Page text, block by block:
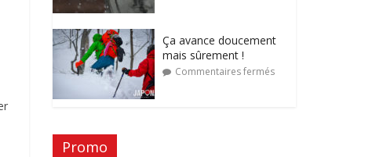
Ça avance doucement
mais sûrement !
Commentaires fermés
Promo